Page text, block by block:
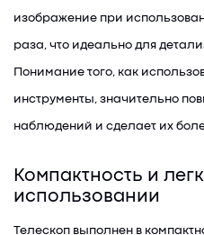
изображение при
раза, что идеально для
Понимание того, как
инструменты, значительно
наблюдений и сделает их
Компактность и
использовании
Телескоп выполнен в